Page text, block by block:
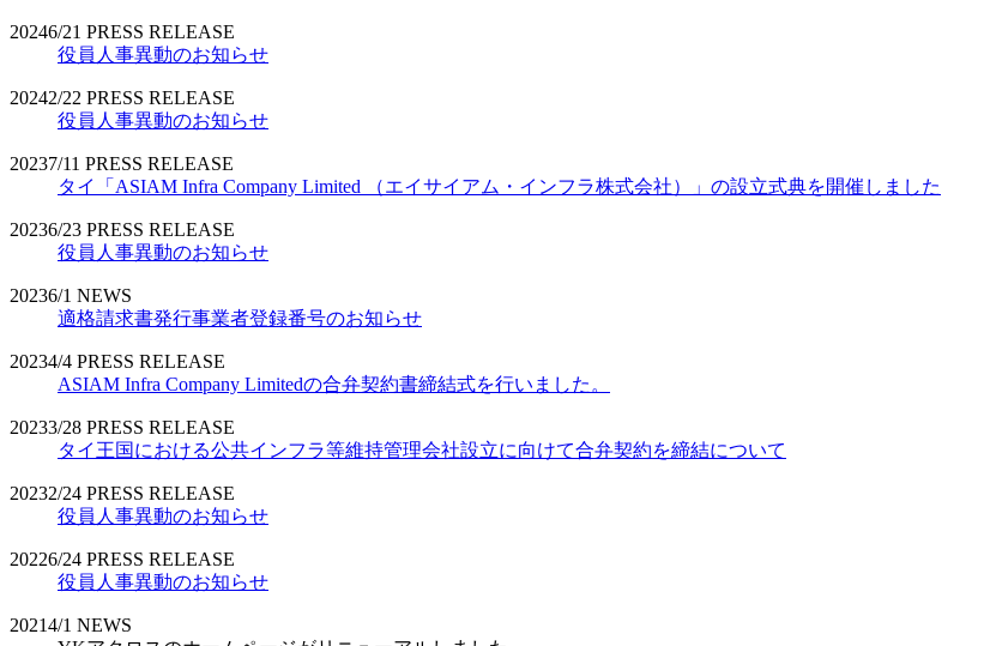
20246/21 PRESS RELEASE
役員人事異動のお知らせ
20242/22 PRESS RELEASE
役員人事異動のお知らせ
20237/11 PRESS RELEASE
タイ「ASIAM Infra Company Limited （エイサイアム・インフラ株式会社）」の設立式典を開催しました
20236/23 PRESS RELEASE
役員人事異動のお知らせ
20236/1 NEWS
適格請求書発行事業者登録番号のお知らせ
20234/4 PRESS RELEASE
ASIAM Infra Company Limitedの合弁契約書締結式を行いました。
20233/28 PRESS RELEASE
タイ王国における公共インフラ等維持管理会社設立に向けて合弁契約を締結について
20232/24 PRESS RELEASE
役員人事異動のお知らせ
20226/24 PRESS RELEASE
役員人事異動のお知らせ
20214/1 NEWS